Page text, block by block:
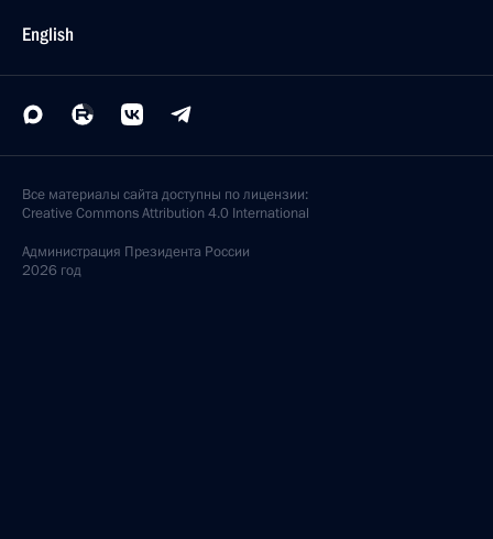
English
Все материалы сайта доступны по лицензии:
Creative Commons Attribution 4.0 International
Администрация Президента России
2026 год